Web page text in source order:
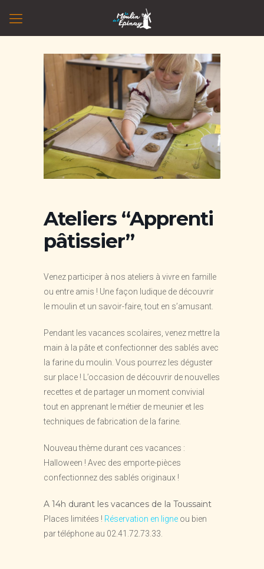
Ateliers “Apprenti
pâtissier”
Venez participer à nos ateliers à vivre en famille
ou entre amis ! Une façon ludique de découvrir
le moulin et un savoir-faire, tout en s’amusant.
Pendant les vacances scolaires, venez mettre la
main à la pâte et confectionner des sablés avec
la farine du moulin. Vous pourrez les déguster
sur place ! L’occasion de découvrir de nouvelles
recettes et de partager un moment convivial
tout en apprenant le métier de meunier et les
techniques de fabrication de la farine.
Nouveau thème durant ces vacances :
Halloween ! Avec des emporte-pièces
confectionnez des sablés originaux !
A 14h durant les vacances de la Toussaint
Places limitées ! Réservation en ligne ou bien
par téléphone au 02.41.72.73.33.